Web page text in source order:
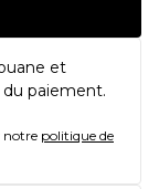
et
paiement.
notre politique de